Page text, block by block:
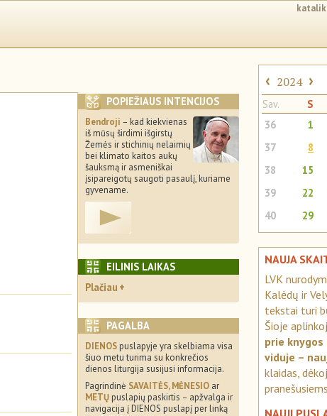
POPIEŽIAUS INTENCIJOS
Bendroji – kad kiekvienas
iš mūsų širdimi išgirstų
Žemės ir stichinių nelaimių
bei klimato kaitos aukų
šauksmą ir asmeniškai
įsipareigotų saugoti pasaulį, kuriame
gyvename.
EILINIS LAIKAS
Plačiau
PAGALBA
DIENOS puslapyje yra skelbiama visa
šiuo metu turima su konkrečios
dienos liturgija susijusi informacija.
Pagrindinė SAVAITĖS, MĖNESIO ar
METŲ puslapių paskirtis – apžvalga ir
navigacija į DIENOS puslapį per linką
‹ 2024 ›
Sav. S
36
1
37
8
38
15
39
22
40
29
NAUJA
LVK
Kalėdų ir
tekstai turi
Šioje
prie
viduje –
klaidas,
NAUJI